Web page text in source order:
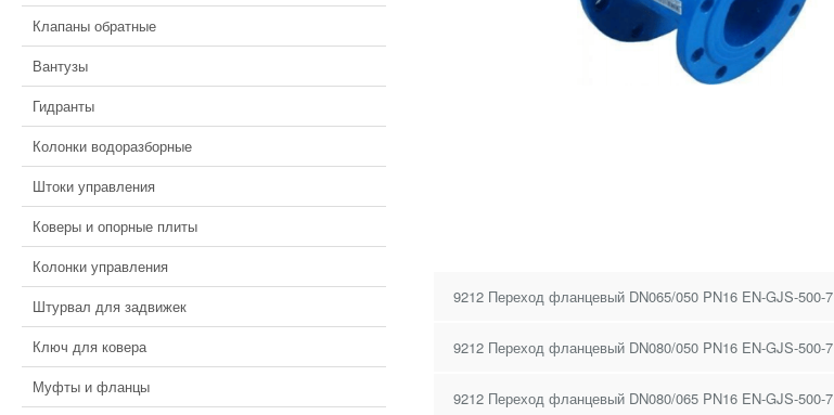
Клапаны обратные
Вантузы
Гидранты
Колонки водоразборные
Штоки управления
Коверы и опорные плиты
Колонки управления
Штурвал для задвижек
Ключ для ковера
Муфты и фланцы
9212 Переход фланцевый DN065/050 PN16 EN-GJS-500-7
9212 Переход фланцевый DN080/050 PN16 EN-GJS-500-7
9212 Переход фланцевый DN080/065 PN16 EN-GJS-500-7